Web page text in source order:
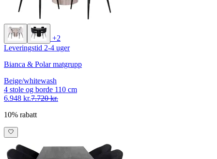
+2
Leveringstid 2-4 uger
Bianca & Polar matgrupp
Beige/whitewash
4 stole og borde 110 cm
6.948 kr.7.720 kr.
10% rabatt